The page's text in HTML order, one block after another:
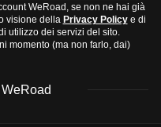
WeRoad, se non ne hai già
visione della Privacy Policye di
utilizzo dei servizi del sito.
momento (ma non farlo, dai)